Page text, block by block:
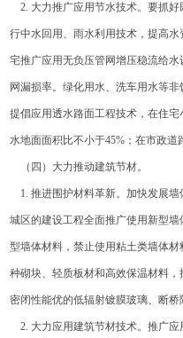
2. 大力推广应用节水技术。要抓好
行中水回用、雨水利用技术，提高
宅推广应用无负压管网增压稳流给
网漏损率。绿化用水、洗车用水等
提倡应用透水路面工程技术，在住
水地面面积比不小于45%；在市政
（四）大力推动建筑节材。
1. 推进围护材料革新。加快发展墙
城区的建设工程全面推广使用新型
型墙体材料，禁止使用粘土类墙体
种砌块、轻质板材和高效保温材料
密闭性能优的低辐射镀膜玻璃、断桥
2. 大力应用建筑节材技术。推广应